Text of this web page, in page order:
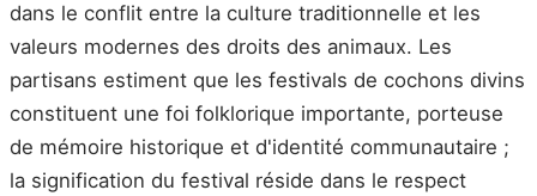
dans le conflit entre la culture traditionnelle et les
valeurs modernes des droits des animaux. Les
partisans estiment que les festivals de cochons divins
constituent une foi folklorique importante, porteuse
de mémoire historique et d'identité communautaire ;
la signification du festival réside dans le respect